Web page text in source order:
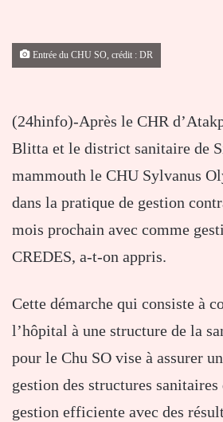
Entrée du CHU SO, crédit : DR
(24hinfo)-Après le CHR
Blitta et le district sanitaire de
mammouth le CHU Sylvanus
dans la pratique de gestion
mois prochain avec comme
CREDES, a-t-on appris.
Cette démarche qui consiste à
l’hôpital à une structure de la
pour le Chu SO vise à assurer
gestion des structures sanitaires
gestion efficiente avec des